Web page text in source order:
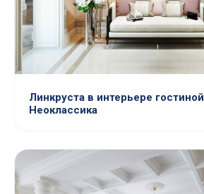
Линкруста в интерьере
Неоклассика